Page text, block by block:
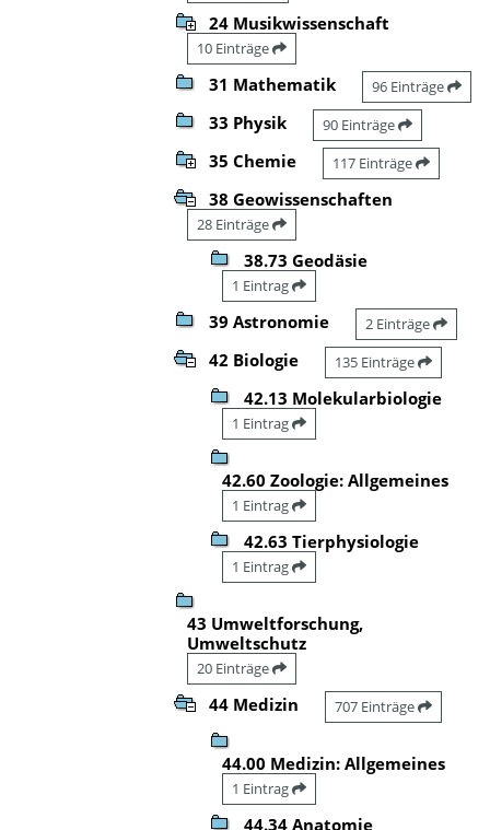
24 Musikwissenschaft
10 Einträge
31 Mathematik 96 Einträge
33 Physik 90 Einträge
35 Chemie 117 Einträge
38 Geowissenschaften
28 Einträge
38.73 Geodäsie
1 Eintrag
39 Astronomie 2 Einträge
42 Biologie 135 Einträge
42.13 Molekularbiologie
1 Eintrag
42.60 Zoologie: Allgemeines
1 Eintrag
42.63 Tierphysiologie
1 Eintrag
43 Umweltforschung,
Umweltschutz
20 Einträge
44 Medizin 707 Einträge
44.00 Medizin: Allgemeines
1 Eintrag
44.34 Anatomie